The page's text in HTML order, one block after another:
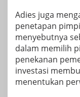
Adies juga
penetapan
menyebutnya
dalam memilih
penekanan
investasi
menentukan